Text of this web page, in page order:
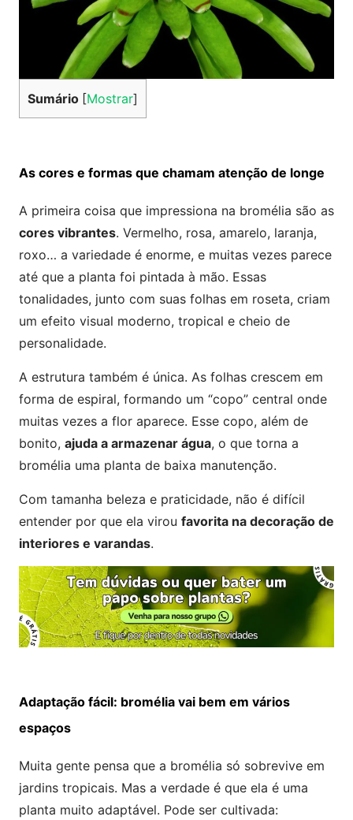
Sumário [Mostrar]
As cores e formas que chamam atenção de longe
A primeira coisa que impressiona na bromélia são as
cores vibrantes. Vermelho, rosa, amarelo, laranja,
roxo… a variedade é enorme, e muitas vezes parece
até que a planta foi pintada à mão. Essas
tonalidades, junto com suas folhas em roseta, criam
um efeito visual moderno, tropical e cheio de
personalidade.
A estrutura também é única. As folhas crescem em
forma de espiral, formando um “copo” central onde
muitas vezes a flor aparece. Esse copo, além de
bonito, ajuda a armazenar água, o que torna a
bromélia uma planta de baixa manutenção.
Com tamanha beleza e praticidade, não é difícil
entender por que ela virou favorita na decoração de
interiores e varandas.
Adaptação fácil: bromélia vai bem em vários
espaços
Muita gente pensa que a bromélia só sobrevive em
jardins tropicais. Mas a verdade é que ela é uma
planta muito adaptável. Pode ser cultivada: